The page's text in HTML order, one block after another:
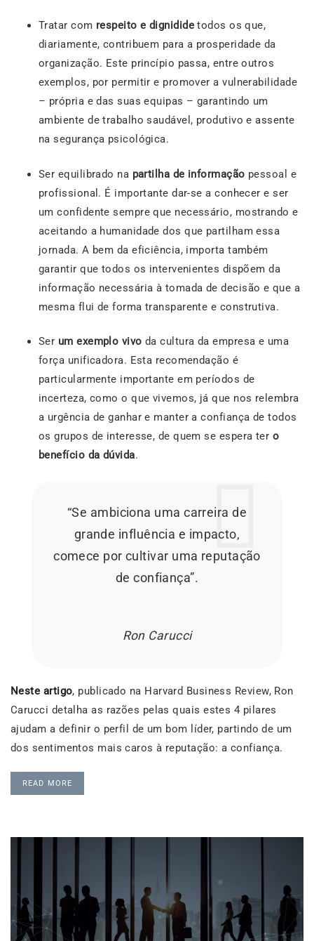
Tratar com respeito e dignididetodos os que,
diariamente, contribuem para a prosperidade da
organização. Este princípio passa, entre outros
exemplos, por permitir e promover a vulnerabilidade
– própria e das suas equipas – garantindo um
ambiente de trabalho saudável, produtivo e assente
na segurança psicológica.
Ser equilibrado na partilha de informação pessoal e
profissional. É importante dar-se a conhecer e ser
um confidente sempre que necessário, mostrando e
aceitando a humanidade dos que partilham essa
jornada. A bem da eficiência, importa também
garantir que todos os intervenientes dispõem da
informação necessária à tomada de decisão e que a
mesma flui de forma transparente e construtiva.
Ser um exemplo vivo da cultura da empresa e uma
força unificadora. Esta recomendação é
particularmente importante em períodos de
incerteza, como o que vivemos, já que nos relembra
a urgência de ganhar e manter a confiança de todos
os grupos de interesse, de quem se espera ter o
benefício da dúvida.
“Se ambiciona uma carreira de
grande influência e impacto,
comece por cultivar uma reputação
de confiança”.
Ron Carucci
Neste artigo, publicado na Harvard Business Review, Ron
Carucci detalha as razões pelas quais estes 4 pilares
ajudam a definir o perfil de um bom líder, partindo de um
dos sentimentos mais caros à reputação: a confiança.
READ MORE